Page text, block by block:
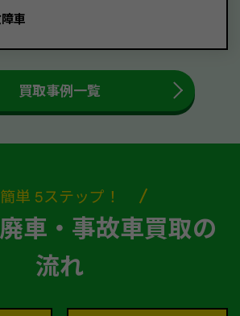
車
買取事例一覧
簡単 5ステップ！
車・事故車買取の
流れ